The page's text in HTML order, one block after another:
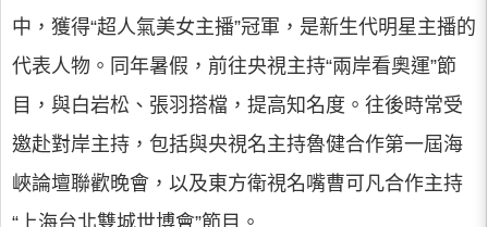
中，獲得“超人氣美女主播”冠軍，是新生代明星主播的
代表人物。同年暑假，前往央視主持“兩岸看奧運”節
目，與白岩松、張羽搭檔，提高知名度。往後時常受
邀赴對岸主持，包括與央視名主持魯健合作第一屆海
峽論壇聯歡晚會，以及東方衛視名嘴曹可凡合作主持
“上海台北雙城世博會”節目。